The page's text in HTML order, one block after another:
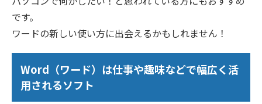
です。
ワードの新しい使い方に出会えるかもしれません！
Word（ワード）は仕事や趣味などで幅広く活
用されるソフト